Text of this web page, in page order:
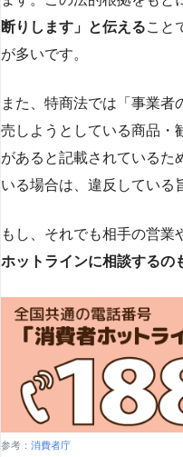
断りします」と伝えること
が多いです​​。
また、特商法では「事業者
売しようとしている商品・
があると記載されているた
いる場合は、違反している
もし、それでも相手の営業
ホットラインに相談するの
参考： 消費者庁